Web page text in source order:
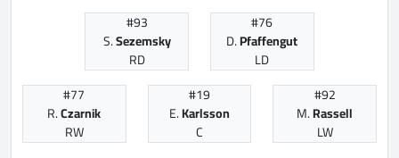
#93
S.Sezemsky
RD
#76
D.Pfaffengut
LD
#77
R.Czarnik
RW
#19
E.Karlsson
C
#92
M.Rassell
LW